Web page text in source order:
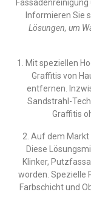
Fassadenreinigung
Informieren Sie
Lösungen, um
1. Mit speziellen
Graffitis von
entfernen.
Sandstrahl-
Graffitis
2. Auf dem Markt
Diese
Klinker,
worden. Spezielle
Farbschicht und